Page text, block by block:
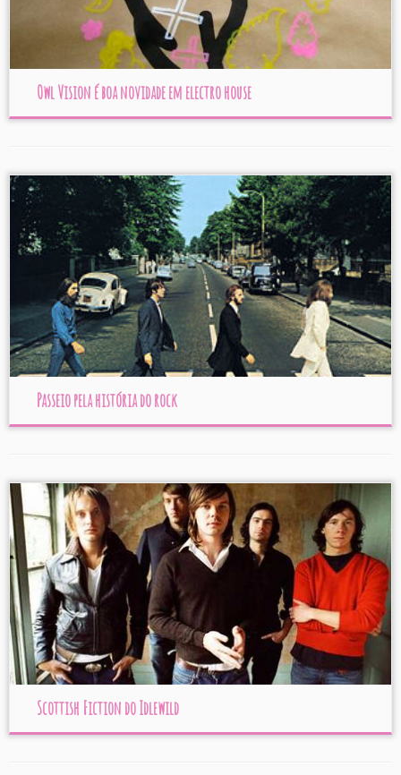
Owl Vision é boa novidade em electro house
Passeio pela história do rock
Scottish Fiction do Idlewild